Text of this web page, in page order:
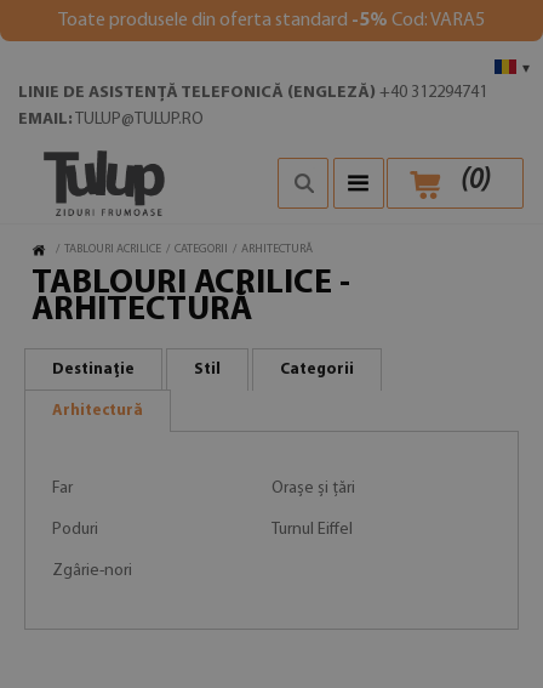
Toate produsele din oferta standard -5% Cod: VARA5
▾
LINIE DE ASISTENȚĂ TELEFONICĂ (ENGLEZĂ) +40 312294741
EMAIL: TULUP@TULUP.RO
(0)
/ TABLOURI ACRILICE / CATEGORII / ARHITECTURĂ
TABLOURI ACRILICE -
ARHITECTURĂ
Destinație Stil Categorii
Arhitectură
Far Orașe și țări
Poduri Turnul Eiffel
Zgârie-nori